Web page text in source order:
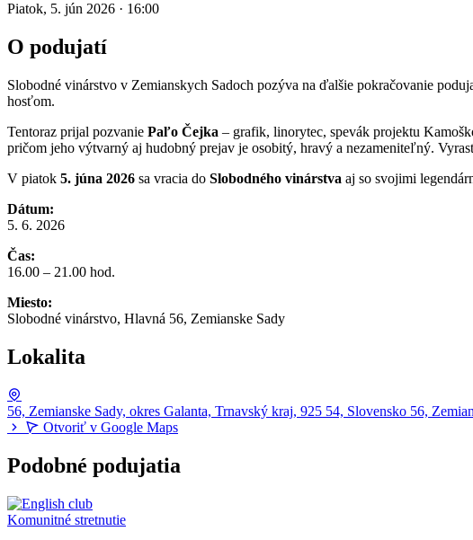
Piatok, 5. jún 2026 · 16:00
O podujatí
Slobodné vinárstvo v Zemianskych Sadoch pozýva na ďalšie pokračovanie
hosťom.
Tentoraz prijal pozvanie Paľo Čejka – grafik, linorytec, spevák projektu
pričom jeho výtvarný aj hudobný prejav je osobitý, hravý a nezameniteľný.
V piatok 5. júna 2026 sa vracia do Slobodného vinárstva aj so svojimi
Dátum:
5. 6. 2026
Čas:
16.00 – 21.00 hod.
Miesto:
Slobodné vinárstvo, Hlavná 56, Zemianske Sady
Lokalita
56, Zemianske Sady, okres Galanta, Trnavský kraj, 925 54, Slovensko 56,
Otvoriť v Google Maps
Podobné podujatia
Komunitné stretnutie